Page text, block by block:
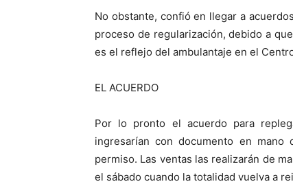
No obstante, confió en llegar a
proceso de regularización, debido a
es el reflejo del ambulantaje en el
EL ACUERDO
Por lo pronto el acuerdo para
ingresarían con documento en
permiso. Las ventas las realizarán de
el sábado cuando la totalidad vuelva a